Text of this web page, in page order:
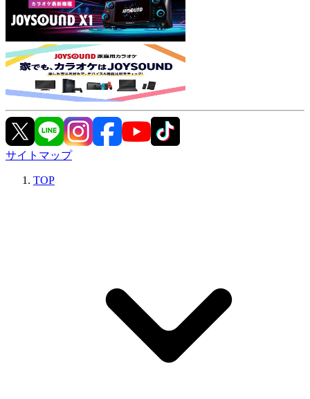
サイトマップ
TOP